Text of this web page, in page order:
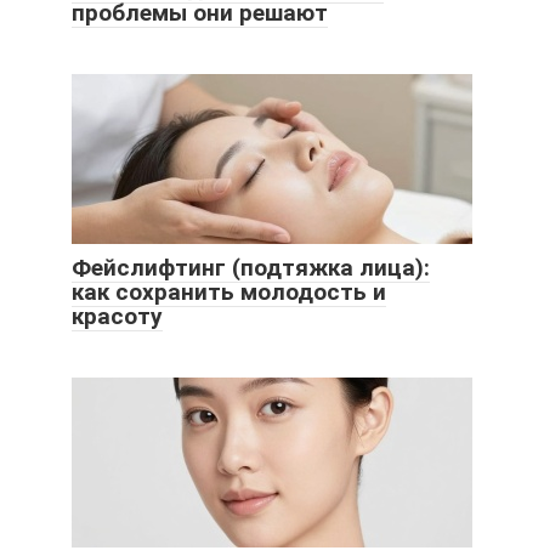
проблемы они решают
Фейслифтинг (подтяжка лица):
как сохранить молодость и
красоту